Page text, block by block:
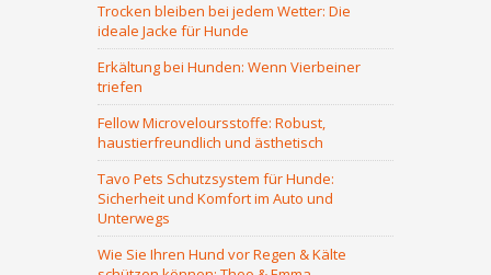
Trocken bleiben bei jedem Wetter: Die
ideale Jacke für Hunde
Erkältung bei Hunden: Wenn Vierbeiner
triefen
Fellow Microveloursstoffe: Robust,
haustierfreundlich und ästhetisch
Tavo Pets Schutzsystem für Hunde:
Sicherheit und Komfort im Auto und
Unterwegs
Wie Sie Ihren Hund vor Regen & Kälte